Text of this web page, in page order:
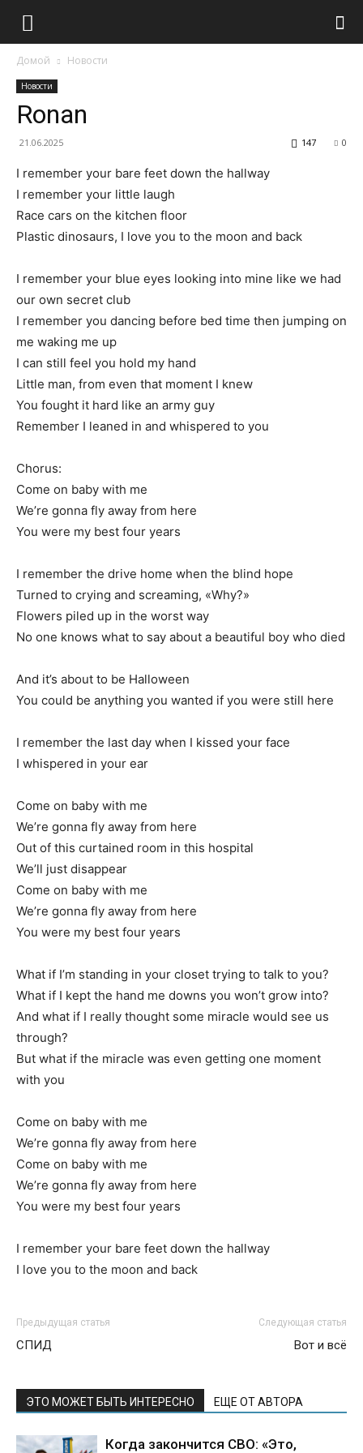
Домой Новости
Новости
Ronan
21.06.2025 0
147
I remember your bare feet down the hallway
I remember your little laugh
Race cars on the kitchen floor
Plastic dinosaurs, I love you to the moon and back
I remember your blue eyes looking into mine like we had
our own secret club
I remember you dancing before bed time then jumping on
me waking me up
I can still feel you hold my hand
Little man, from even that moment I knew
You fought it hard like an army guy
Remember I leaned in and whispered to you
Chorus:
Come on baby with me
We’re gonna fly away from here
You were my best four years
I remember the drive home when the blind hope
Turned to crying and screaming, «Why?»
Flowers piled up in the worst way
No one knows what to say about a beautiful boy who died
And it’s about to be Halloween
You could be anything you wanted if you were still here
I remember the last day when I kissed your face
I whispered in your ear
Come on baby with me
We’re gonna fly away from here
Out of this curtained room in this hospital
We’ll just disappear
Come on baby with me
We’re gonna fly away from here
You were my best four years
What if I’m standing in your closet trying to talk to you?
What if I kept the hand me downs you won’t grow into?
And what if I really thought some miracle would see us
through?
But what if the miracle was even getting one moment
with you
Come on baby with me
We’re gonna fly away from here
Come on baby with me
We’re gonna fly away from here
You were my best four years
I remember your bare feet down the hallway
I love you to the moon and back
Предыдущая статья
СПИД
Следующая статья
Вот и всё
ЭТО МОЖЕТ БЫТЬ ИНТЕРЕСНО ЕЩЕ ОТ АВТОРА
Когда закончится СВО: «Это,